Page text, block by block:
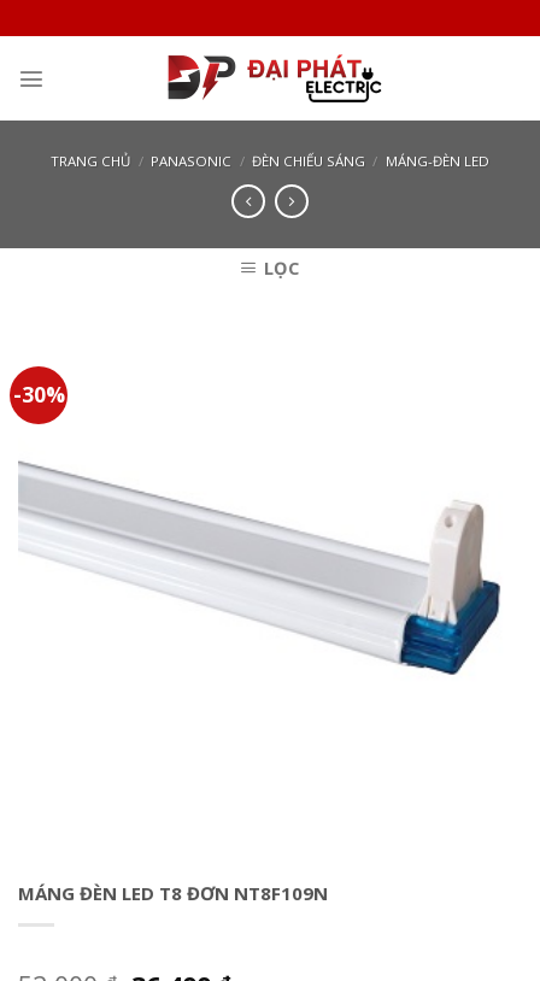
to
content
TRANG CHỦ / PANASONIC / ĐÈN CHIẾU SÁNG / MÁNG-ĐÈN LED
LỌC
-30%
MÁNG ĐÈN LED T8 ĐƠN NT8F109N